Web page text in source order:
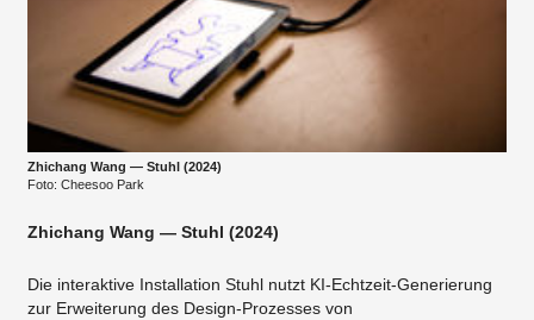
Zhichang Wang — Stuhl (2024)
Foto: Cheesoo Park
Zhichang Wang — Stuhl (2024)
Die interaktive Installation Stuhl nutzt KI-Echtzeit-Generierung
zur Erweiterung des Design-Prozesses von